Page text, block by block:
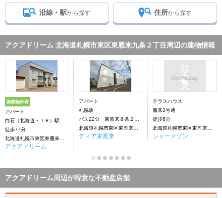
沿線・駅から探す 住所から探す
アクアドリーム 北海道札幌市東区東雁来九条２丁目周辺の建物情報
掲載物件有
アパート
白石（北海道・ＪＲ）駅
徒歩77分
アクアドリーム
アパート
札幌駅
バス22分 東雁来８条２下車：停歩5分
ディア東雁来
テラスハウス
雁来3号通
徒歩6分
シャーメゾン
アクアドリーム周辺が得意な不動産店舗